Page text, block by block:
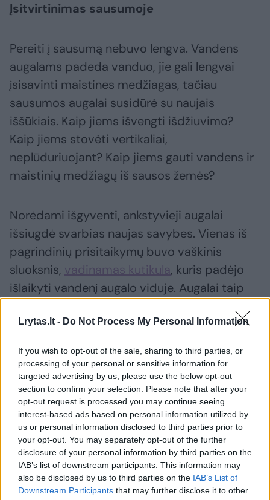
Lrytas.lt - Do Not Process My Personal Information
If you wish to opt-out of the sale, sharing to third parties, or
processing of your personal or sensitive information for
targeted advertising by us, please use the below opt-out
section to confirm your selection. Please note that after your
opt-out request is processed you may continue seeing
interest-based ads based on personal information utilized by
us or personal information disclosed to third parties prior to
your opt-out. You may separately opt-out of the further
disclosure of your personal information by third parties on the
IAB’s list of downstream participants. This information may
also be disclosed by us to third parties on the IAB’s List of
Downstream Participants that may further disclose it to other
Įsitvirtinimas sausumoje
Pereiti į sausumą nebuvo lengva. Vandens
augalams padeda vanduo, jie gali lengvai
įsisavinti maistines medžiagas, tačiau
sausumos augalai susidūrė su naujais
iššūkiais. Kaip jiems išvengti išdžiuvimo?
Kaip jiems stovėti vertikaliai,
neplūduriuojant? Kaip jiems gauti vandens ir
maistinių medžiagų iš sausos žemės?
Norėdami išgyventi, ankstyvieji augalai
išsiugdė svarbias naujas savybes. Vienas iš
pagrindinių prisitaikymų buvo vaškinis
sluoksnis, vadinamas kutikula, kuris padėjo
išlaikyti vandenį augalo viduje. Augalai taip
leidžiančias jiems stovėti vertikaliai,
pavidalo struktūros, vadinamos rizoidais,
padėjo augalams įsitvirtinti žemėje ir
įsisavinti vandenį bei mineralus iš dirvožemio.
Ankstyviausi sausumos augalai buvo labai
maži ir paprasti. Jie atrodė panašiai į
šiuolaikines samanas,kerpsamanesir
ylvaisūnus, kurie iki šiol auga drėgnose